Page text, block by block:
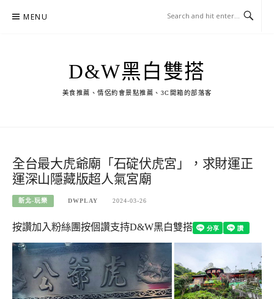
MENU
D&W黑白雙搭
美食推薦、情侶約會景點推薦、3C開箱的部落客
全台最大虎爺廟「石碇伏虎宮」，求財運正
運深山隱藏版超人氣宮廟
新北-玩樂 DWPLAY 2024-03-26
按讚加入粉絲團按個讚支持D&W黑白雙搭